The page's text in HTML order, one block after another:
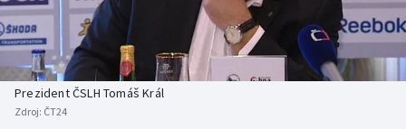
Baseball a softbal
Basketbal
Biatlon
Soutěže
Historické návraty
Aplikace ČT sport
Prezident ČSLH Tomáš Král
Zdroj: ČT24